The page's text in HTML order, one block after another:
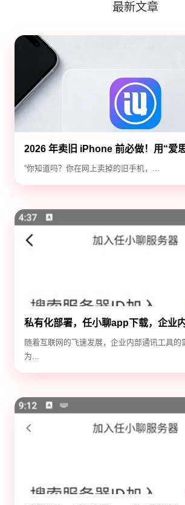
最新文章
2026 年卖旧 iPhone 前必做！用“爱
除隐私，防止数据泄露
“你知道吗？你在网上卖掉的旧手机，...
私有化部署，任小聊app下载，企业
随着互联网的飞速发展，企业内部通讯工具的
为...